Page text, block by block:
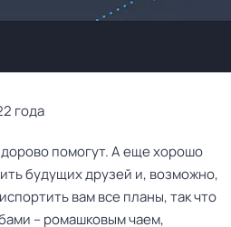
года
помогут. А еще хорошо
будущих друзей и, возможно,
вам все планы, так что
– ромашковым чаем,